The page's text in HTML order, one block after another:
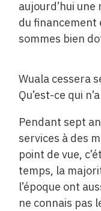
aujourd’hui
du financement
sommes bien
Wuala cessera
Qu’est-ce qui
Pendant sept
services à des
point de vue,
temps, la
l’époque ont
ne connais pas